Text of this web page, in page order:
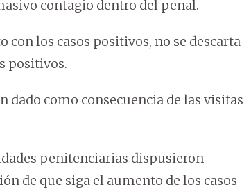
contagio dentro del penal.
los casos positivos, no se descarta
positivos.
dado como consecuencia de las visitas
penitenciarias dispusieron
de que siga el aumento de los casos